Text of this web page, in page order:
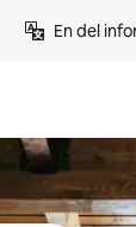
En del